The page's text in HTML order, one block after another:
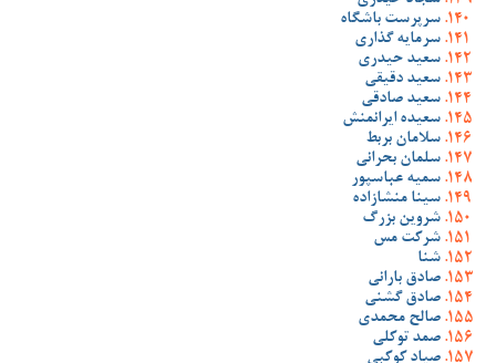
سرپرست باشگاه
سرمایه گذاری
سعید حیدری
سعید دقیقی
سعید صادقی
سعیده ایرانمنش
سلامان بربط
سلمان بحرانی
سمیه عباسپور
سینا منشازاده
شروین بزرگ
شرکت مس
شنا
صادق بارانی
صادق گشنی
صالح محمدی
صمد توکلی
صیاد کوکبی